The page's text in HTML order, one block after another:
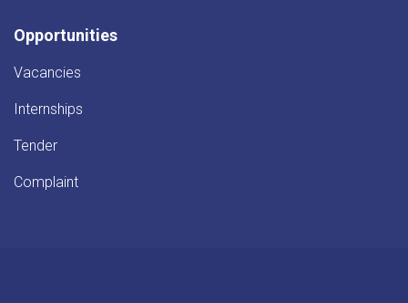
Opportunities
Vacancies
Internships
Tender
Complaint